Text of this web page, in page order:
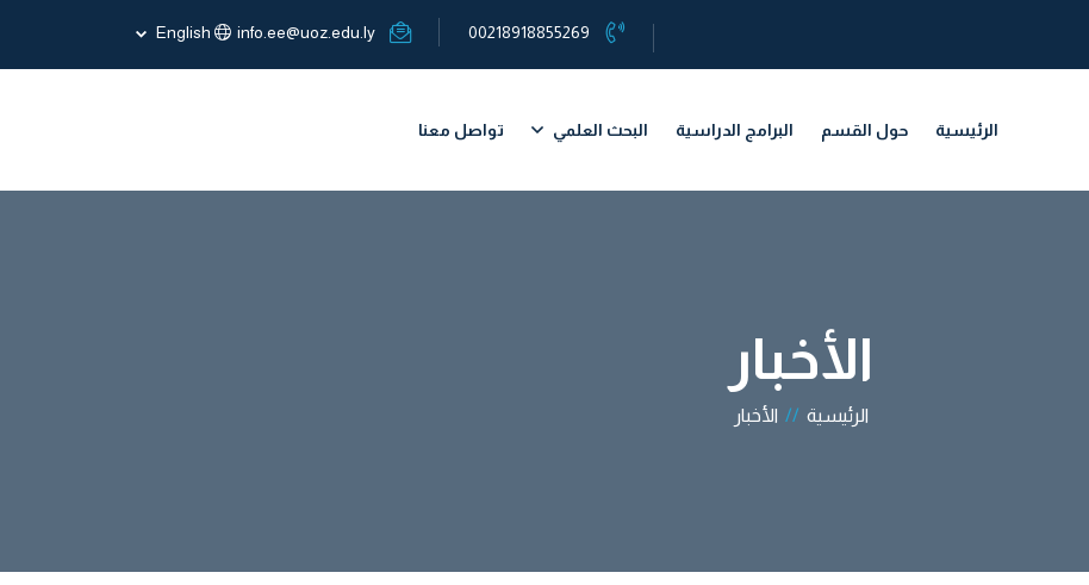
00218918855269
info.ee@uoz.edu.ly
English
الرئيسية حول القسم البرامج الدراسية البحث العلمي تواصل معنا
الأخبار
الرئيسية // الأخبار